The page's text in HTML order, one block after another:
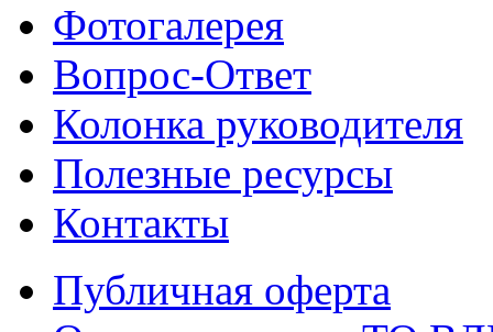
Фотогалерея
Вопрос-Ответ
Колонка руководителя
Полезные ресурсы
Контакты
Публичная оферта